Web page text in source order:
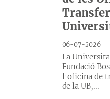
06-07-2026
La
Fundació
l’oficina de
de la UB,...